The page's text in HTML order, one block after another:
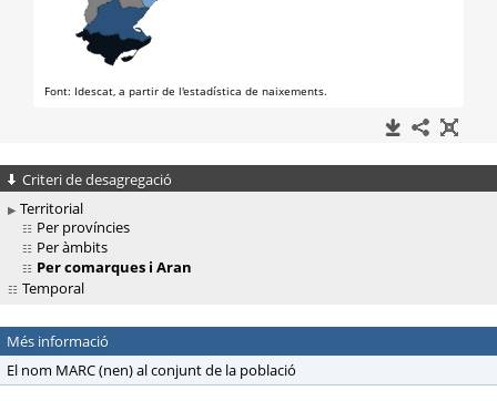
Criteri de desagregació
Territorial
Per províncies
Per àmbits
Per comarques i Aran
Temporal
Més informació
El nom MARC (nen) al conjunt de la població